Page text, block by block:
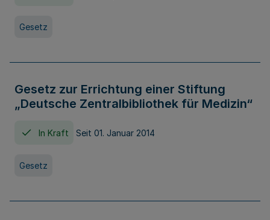
Gesetz
Gesetz zur Errichtung einer Stiftung
„Deutsche Zentralbibliothek für Medizin“
In Kraft Seit 01. Januar 2014
Gesetz